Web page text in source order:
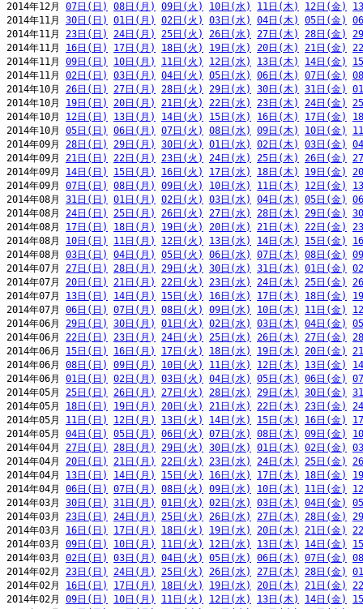
2014年12月 07日(日) 08日(月) 09日(火) 10日(水) 11日(木) 12日(金)
2014年11月 30日(日) 01日(月) 02日(火) 03日(水) 04日(木) 05日(金)
2014年11月 23日(日) 24日(月) 25日(火) 26日(水) 27日(木) 28日(金)
2014年11月 16日(日) 17日(月) 18日(火) 19日(水) 20日(木) 21日(金)
2014年11月 09日(日) 10日(月) 11日(火) 12日(水) 13日(木) 14日(金)
2014年11月 02日(日) 03日(月) 04日(火) 05日(水) 06日(木) 07日(金)
2014年10月 26日(日) 27日(月) 28日(火) 29日(水) 30日(木) 31日(金)
2014年10月 19日(日) 20日(月) 21日(火) 22日(水) 23日(木) 24日(金)
2014年10月 12日(日) 13日(月) 14日(火) 15日(水) 16日(木) 17日(金)
2014年10月 05日(日) 06日(月) 07日(火) 08日(水) 09日(木) 10日(金)
2014年09月 28日(日) 29日(月) 30日(火) 01日(水) 02日(木) 03日(金)
2014年09月 21日(日) 22日(月) 23日(火) 24日(水) 25日(木) 26日(金)
2014年09月 14日(日) 15日(月) 16日(火) 17日(水) 18日(木) 19日(金)
2014年09月 07日(日) 08日(月) 09日(火) 10日(水) 11日(木) 12日(金)
2014年08月 31日(日) 01日(月) 02日(火) 03日(水) 04日(木) 05日(金)
2014年08月 24日(日) 25日(月) 26日(火) 27日(水) 28日(木) 29日(金)
2014年08月 17日(日) 18日(月) 19日(火) 20日(水) 21日(木) 22日(金)
2014年08月 10日(日) 11日(月) 12日(火) 13日(水) 14日(木) 15日(金)
2014年08月 03日(日) 04日(月) 05日(火) 06日(水) 07日(木) 08日(金)
2014年07月 27日(日) 28日(月) 29日(火) 30日(水) 31日(木) 01日(金)
2014年07月 20日(日) 21日(月) 22日(火) 23日(水) 24日(木) 25日(金)
2014年07月 13日(日) 14日(月) 15日(火) 16日(水) 17日(木) 18日(金)
2014年07月 06日(日) 07日(月) 08日(火) 09日(水) 10日(木) 11日(金)
2014年06月 29日(日) 30日(月) 01日(火) 02日(水) 03日(木) 04日(金)
2014年06月 22日(日) 23日(月) 24日(火) 25日(水) 26日(木) 27日(金)
2014年06月 15日(日) 16日(月) 17日(火) 18日(水) 19日(木) 20日(金)
2014年06月 08日(日) 09日(月) 10日(火) 11日(水) 12日(木) 13日(金)
2014年06月 01日(日) 02日(月) 03日(火) 04日(水) 05日(木) 06日(金)
2014年05月 25日(日) 26日(月) 27日(火) 28日(水) 29日(木) 30日(金)
2014年05月 18日(日) 19日(月) 20日(火) 21日(水) 22日(木) 23日(金)
2014年05月 11日(日) 12日(月) 13日(火) 14日(水) 15日(木) 16日(金)
2014年05月 04日(日) 05日(月) 06日(火) 07日(水) 08日(木) 09日(金)
2014年04月 27日(日) 28日(月) 29日(火) 30日(水) 01日(木) 02日(金)
2014年04月 20日(日) 21日(月) 22日(火) 23日(水) 24日(木) 25日(金)
2014年04月 13日(日) 14日(月) 15日(火) 16日(水) 17日(木) 18日(金)
2014年04月 06日(日) 07日(月) 08日(火) 09日(水) 10日(木) 11日(金)
2014年03月 30日(日) 31日(月) 01日(火) 02日(水) 03日(木) 04日(金)
2014年03月 23日(日) 24日(月) 25日(火) 26日(水) 27日(木) 28日(金)
2014年03月 16日(日) 17日(月) 18日(火) 19日(水) 20日(木) 21日(金)
2014年03月 09日(日) 10日(月) 11日(火) 12日(水) 13日(木) 14日(金)
2014年03月 02日(日) 03日(月) 04日(火) 05日(水) 06日(木) 07日(金)
2014年02月 23日(日) 24日(月) 25日(火) 26日(水) 27日(木) 28日(金)
2014年02月 16日(日) 17日(月) 18日(火) 19日(水) 20日(木) 21日(金)
2014年02月 09日(日) 10日(月) 11日(火) 12日(水) 13日(木) 14日(金)